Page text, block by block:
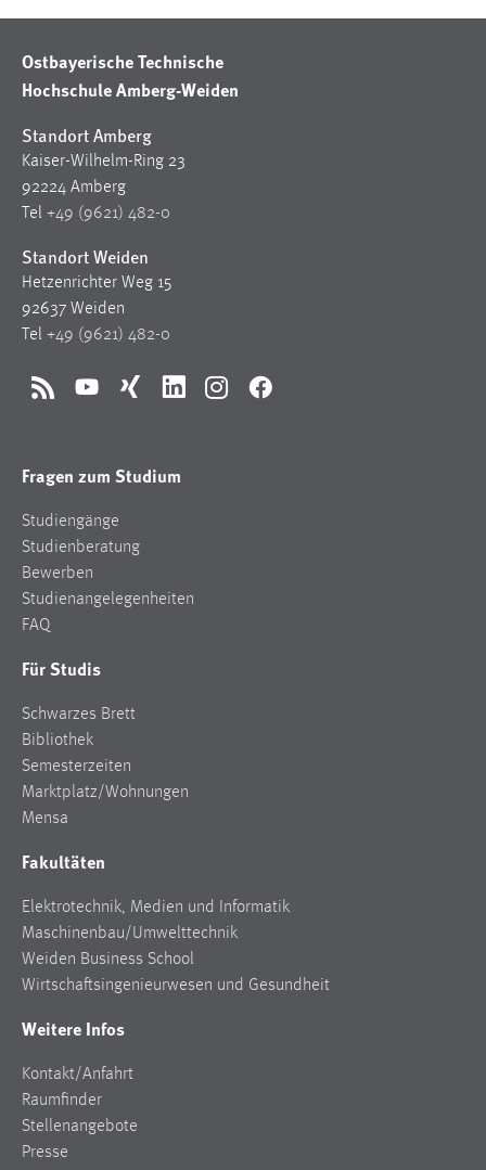
Ostbayerische Technische
Hochschule Amberg-Weiden
Standort Amberg
Kaiser-Wilhelm-Ring 23
92224 Amberg
Tel +49 (9621) 482-0
Standort Weiden
Hetzenrichter Weg 15
92637 Weiden
Tel +49 (9621) 482-0
RSS YouTubeXing LinkedInInstagramFacebook
Fragen zum Studium
Studiengänge
Studienberatung
Bewerben
Studienangelegenheiten
FAQ
Für Studis
Schwarzes Brett
Bibliothek
Semesterzeiten
Marktplatz/Wohnungen
Mensa
Fakultäten
Elektrotechnik, Medien und Informatik
Maschinenbau/Umwelttechnik
Weiden Business School
Wirtschaftsingenieurwesen und Gesundheit
Weitere Infos
Kontakt/Anfahrt
Raumfinder
Stellenangebote
Presse